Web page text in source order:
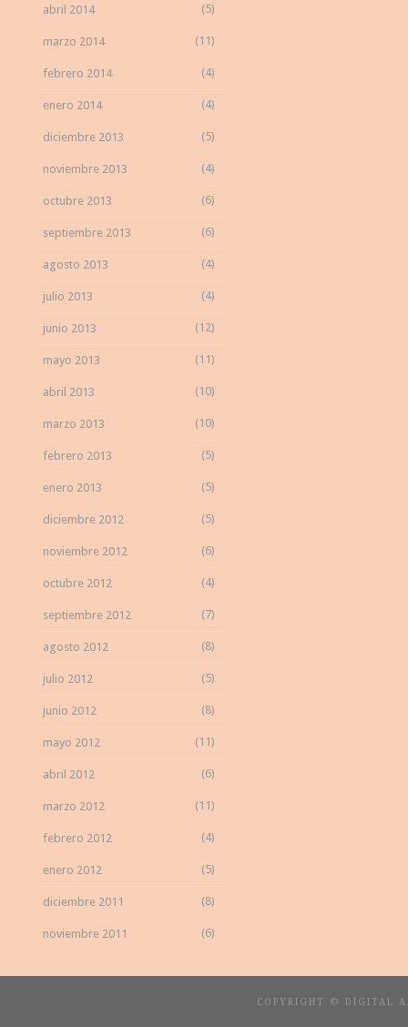
abril 2014 (5)
marzo 2014 (11)
febrero 2014 (4)
enero 2014 (4)
diciembre 2013 (5)
noviembre 2013 (4)
octubre 2013 (6)
septiembre 2013 (6)
agosto 2013 (4)
julio 2013 (4)
junio 2013 (12)
mayo 2013 (11)
abril 2013 (10)
marzo 2013 (10)
febrero 2013 (5)
enero 2013 (5)
diciembre 2012 (5)
noviembre 2012 (6)
octubre 2012 (4)
septiembre 2012 (7)
agosto 2012 (8)
julio 2012 (5)
junio 2012 (8)
mayo 2012 (11)
abril 2012 (6)
marzo 2012 (11)
febrero 2012 (4)
enero 2012 (5)
diciembre 2011 (8)
noviembre 2011 (6)
COPYRIGHT © DIGITAL